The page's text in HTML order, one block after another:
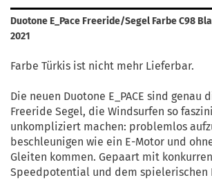
Duotone E_Pace Freeride/Segel Farbe C98
2021
Farbe Türkis ist nicht mehr Lieferbar.
Die neuen Duotone E_PACE sind genau
Freeride Segel, die Windsurfen so
unkompliziert machen: problemlos
beschleunigen wie ein E-Motor und
Gleiten kommen. Gepaart mit
Speedpotential und dem spielerischen